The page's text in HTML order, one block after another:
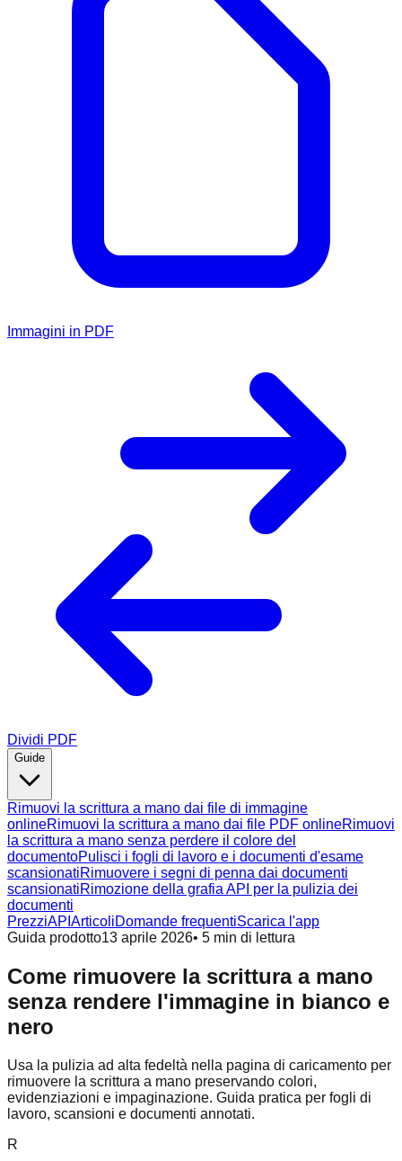
Immagini in PDF
Dividi PDF
Guide
Rimuovi la scrittura a mano dai file di immagine
onlineRimuovi la scrittura a mano dai file PDF onlineRimuovi
la scrittura a mano senza perdere il colore del
documentoPulisci i fogli di lavoro e i documenti d'esame
scansionatiRimuovere i segni di penna dai documenti
scansionatiRimozione della grafia API per la pulizia dei
documenti
PrezziAPI ArticoliDomande frequentiScarica l'app
Guida prodotto13 aprile 2026• 5 min di lettura
Come rimuovere la scrittura a mano
senza rendere l'immagine in bianco e
nero
Usa la pulizia ad alta fedeltà nella pagina di caricamento per
rimuovere la scrittura a mano preservando colori,
evidenziazioni e impaginazione. Guida pratica per fogli di
lavoro, scansioni e documenti annotati.
R